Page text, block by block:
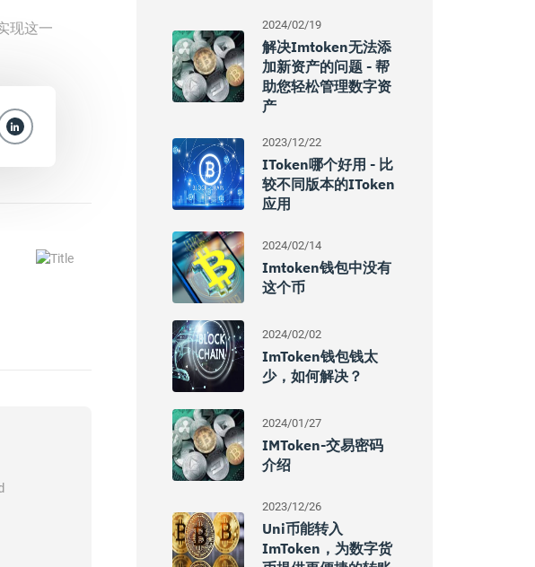
现这一
2024/02/19
解决imtoken无法添
加新资产的问题 - 帮
助您轻松管理数字资
产
2023/12/22
IToken哪个好用 - 比
较不同版本的iToken
应用
2024/02/14
Imtoken钱包中没有
这个币
2024/02/02
ImToken钱包钱太
少，如何解决？
2024/01/27
IMToken-交易密码
介绍
2023/12/26
Uni币能转入
ImToken，为数字货